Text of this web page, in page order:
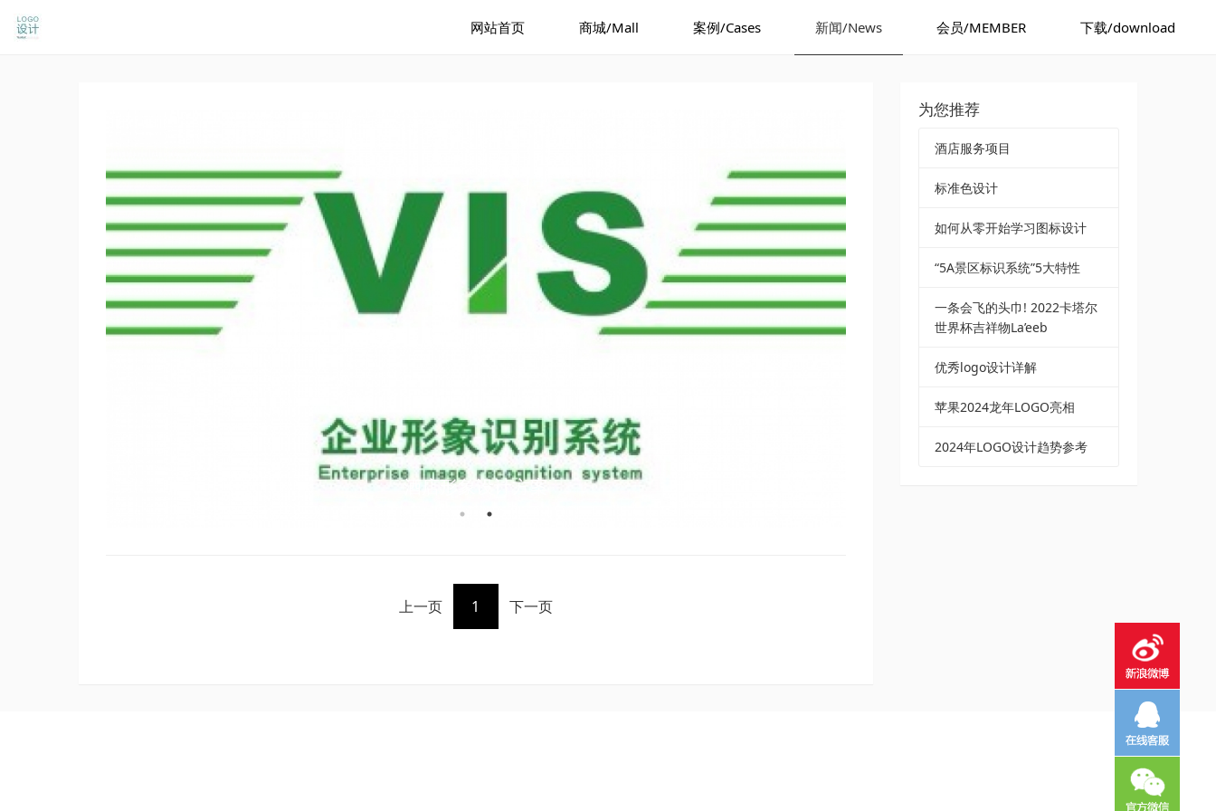
网站首页 商城/Mall 案例/Cases 新闻/News 会员/MEMBER 下载/download
酒店形象设计方案
上一页 1 下一页
为您推荐
酒店服务项目
标准色设计
如何从零开始学习图标设计
“5A景区标识系统”5大特性
一条会飞的头巾! 2022卡塔尔
世界杯吉祥物La’eeb
优秀logo设计详解
苹果2024龙年LOGO亮相
2024年LOGO设计趋势参考